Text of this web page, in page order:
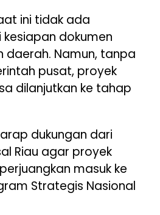
ini tidak ada
dokumen
daerah. Namun, tanpa
pusat, proyek
dilanjutkan ke tahap
dukungan dari
Riau agar proyek
masuk ke
Strategis Nasional